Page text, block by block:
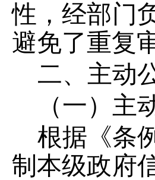
性，经部门
避免了重复
二、主动
（一）主
根据《条
制本级政府